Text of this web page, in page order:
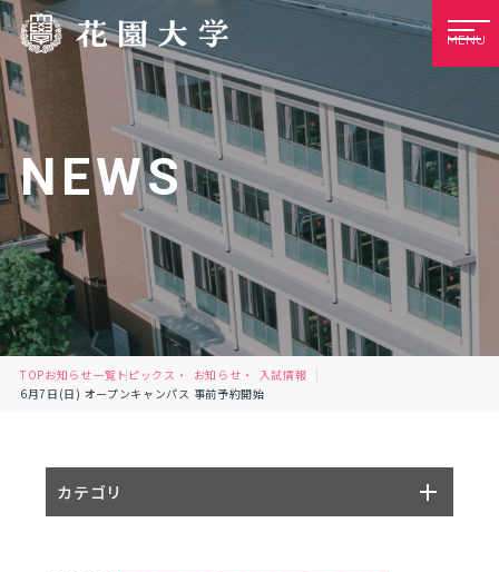
MENU
NEWS
TOPお知らせ一覧 トピックス お知らせ
入試情報
6月7日(日) オープンキャンパス 事前予約開始
カテゴリ